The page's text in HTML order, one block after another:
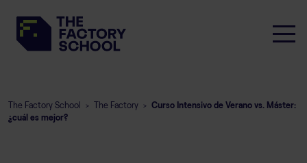
The Factory School > The Factory > Curso Intensivo de Verano vs. Máster:
¿cuál es mejor?